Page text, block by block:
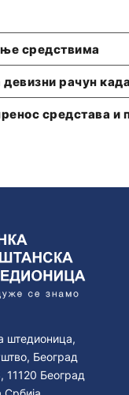
средствима
рачун
средстава и
штедионица,
Београд
Београд